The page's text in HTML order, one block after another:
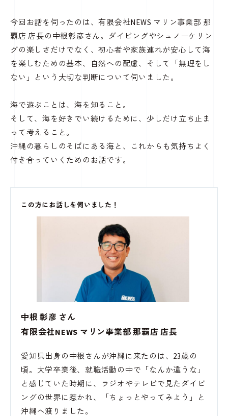
今回お話を伺ったのは、有限会社NEWS マリン事業部 那
覇店 店長の中根彰彦さん。ダイビングやシュノーケリン
グの楽しさだけでなく、初心者や家族連れが安心して海
を楽しむための基本、自然への配慮、そして「無理をし
ない」という大切な判断について伺いました。
海で遊ぶことは、海を知ること。
そして、海を好きでい続けるために、少しだけ立ち止ま
って考えること。
沖縄の暮らしのそばにある海と、これからも気持ちよく
付き合っていくためのお話です。
この方にお話しを伺いました！
中根 彰彦 さん
有限会社NEWS マリン事業部 那覇店 店長
愛知県出身の中根さんが沖縄に来たのは、23歳の
頃。大学卒業後、就職活動の中で「なんか違うな」
と感じていた時期に、ラジオやテレビで見たダイビ
ングの世界に惹かれ、「ちょっとやってみよう」と
沖縄へ渡りました。